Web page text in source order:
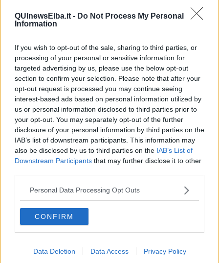
QUInewsElba.it - Do Not Process My Personal
Information
If you wish to opt-out of the sale, sharing to third parties, or
processing of your personal or sensitive information for
targeted advertising by us, please use the below opt-out
section to confirm your selection. Please note that after your
opt-out request is processed you may continue seeing
interest-based ads based on personal information utilized by
us or personal information disclosed to third parties prior to
your opt-out. You may separately opt-out of the further
disclosure of your personal information by third parties on the
IAB’s list of downstream participants. This information may
also be disclosed by us to third parties on the IAB’s List of
Downstream Participants that may further disclose it to other
Personal Data Processing Opt Outs
CONFIRM
Data Deletion Data Access Privacy Policy
Cipro, un ponte dove si mischiano le culture
Una vigilia di Natale per un nuovo Rais
Erdogan continua a sfidare l'Occidente
Libano, collasso economico e guerra civile
Johnson, da Trump a Biden alla Brexit
L'AUKUS e il Quad
Biden, primo presidente USA non in guerra
Papa Bergoglio vedrà Viktor Orbán
Bennet, un giorno in attesa di Biden
Il ritorno dei talebani
​La lenta agonia del Libano
Sudafrica, è allarme alimentare
Usa di nuovo al centro della geopolitica internazionale
L’appuntamento di Israele con il cambiamento
La farsa delle elezioni in Siria
Niente di nuovo in Medioriente
La forza di Boris Johnson
Biden nuovo alleato armeno contro la Turchia
Mar Mediterraneo cimitero silente
Israele al voto: il Re sarà morto o vivo?